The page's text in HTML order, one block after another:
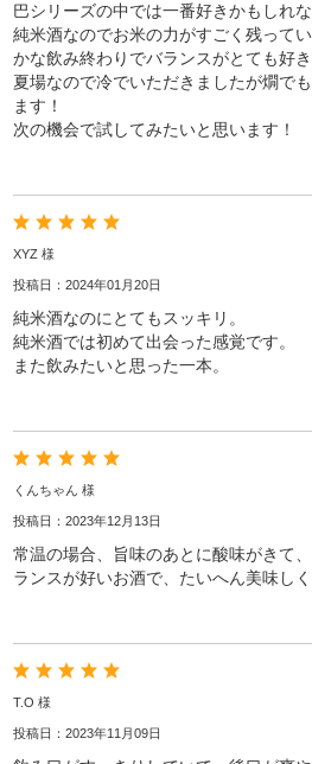
巴シリーズの中では一番好きかもしれな
純米酒なのでお米の力がすごく残って
かな飲み終わりでバランスがとても好き
夏場なので冷でいただきましたが燗で
ます！
次の機会で試してみたいと思います！
XYZ 様
投稿日：2024年01月20日
純米酒なのにとてもスッキリ。
純米酒では初めて出会った感覚です。
また飲みたいと思った一本。
くんちゃん 様
投稿日：2023年12月13日
常温の場合、旨味のあとに酸味がきて
ランスが好いお酒で、たいへん美味しく
T.O 様
投稿日：2023年11月09日